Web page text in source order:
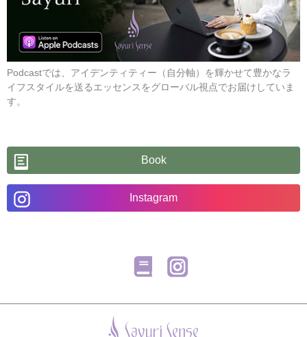
Podcastでは、アイデンティティー（自分軸）を輝かせて豊かなラ
イフスタイルを送るエッセンスをグローバル視点でお届けしていま
す。
Book
Instagram